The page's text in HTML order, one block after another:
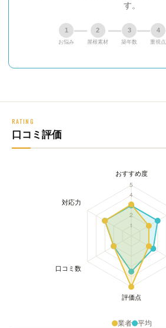
す。
1
お悩み
2
屋根素材
3
築年数
4
重視点
RATING
口コミ評価
業者 平均